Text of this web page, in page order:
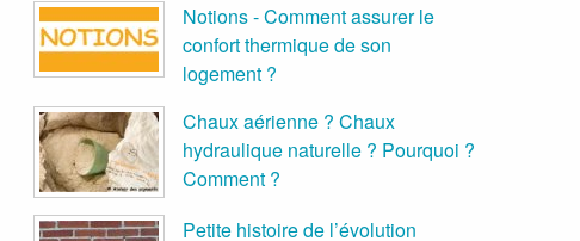
Notions - Comment assurer le
confort thermique de son
logement ?
Chaux aérienne ? Chaux
hydraulique naturelle ? Pourquoi ?
Comment ?
Petite histoire de l’évolution